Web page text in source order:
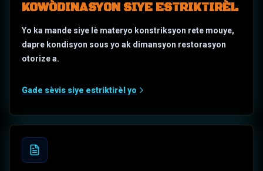
KOWÒDINASYON SIYE ESTRIKTIRÈL
Yo ka mande siye lè materyo konstriksyon rete mouye,
dapre kondisyon sous yo ak dimansyon restorasyon
otorize a.
Gade sèvis siye estriktirèl yo